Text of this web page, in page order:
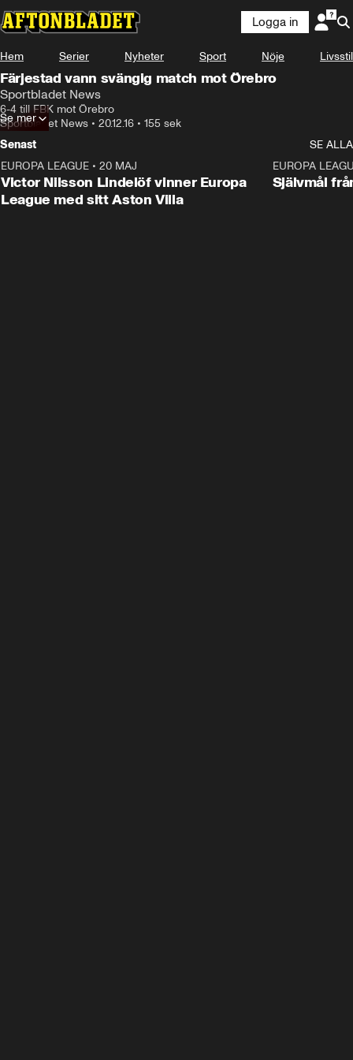
Logga in
Hem Serier Nyheter Sport Nöje Livsstil
Färjestad vann svängig match mot Örebro
Sportbladet News
6-4 till FBK mot Örebro
Sportbladet News • 20.12.16 • 155 sek
Se mer
Senast
SE ALLA
EUROPA LEAGUE • 20 MAJ
Victor Nilsson Lindelöf vinner Europa
League med sitt Aston Villa
EUROPA
Självmål